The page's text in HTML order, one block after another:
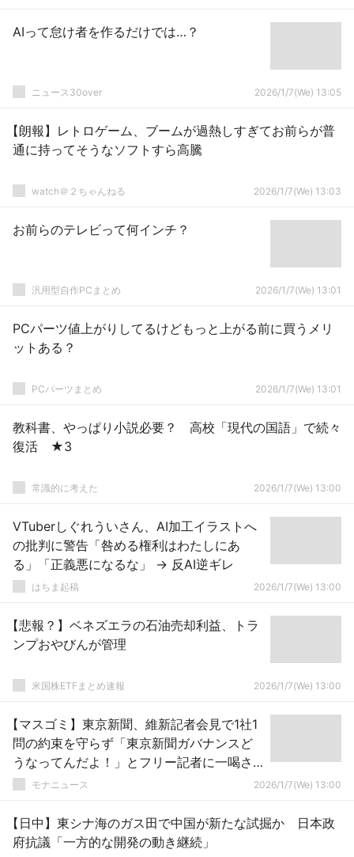
AIって怠け者を作るだけでは…？
ニュース30over 2026/1/7(We) 13:05
【朗報】レトロゲーム、ブームが過熱しすぎてお前らが普
通に持ってそうなソフトすら高騰
watch＠２ちゃんねる 2026/1/7(We) 13:03
お前らのテレビって何インチ？
汎用型自作PCまとめ 2026/1/7(We) 13:01
PCパーツ値上がりしてるけどもっと上がる前に買うメリ
ットある？
PCパーツまとめ 2026/1/7(We) 13:01
教科書、やっぱり小説必要？ 高校「現代の国語」で続々
復活 ★3
常識的に考えた 2026/1/7(We) 13:00
VTuberしぐれういさん、AI加工イラストへ
の批判に警告「咎める権利はわたしにあ
る」「正義悪になるな」 → 反AI逆ギレ
はちま起稿 2026/1/7(We) 13:00
【悲報？】ベネズエラの石油売却利益、トラ
ンプおやびんが管理
米国株ETFまとめ速報 2026/1/7(We) 13:00
【マスゴミ】東京新聞、維新記者会見で1社1
問の約束を守らず「東京新聞ガバナンスど
うなってんだよ！」とフリー記者に一喝さ
れる→それでも望月衣塑子が構わず質問し
モナニュース 2026/1/7(We) 13:00
【日中】東シナ海のガス田で中国が新たな試掘か 日本政
府抗議「一方的な開発の動き継続」